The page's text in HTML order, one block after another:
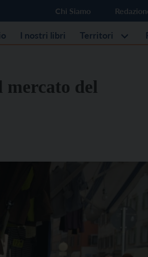
Chi Siamo
I nostri libri Territori
mercato del